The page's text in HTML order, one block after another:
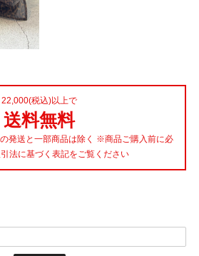
22,000(税込)以上で
送料無料
発送と一部商品は除く ※商品ご購入前に必
法に基づく表記をご覧ください